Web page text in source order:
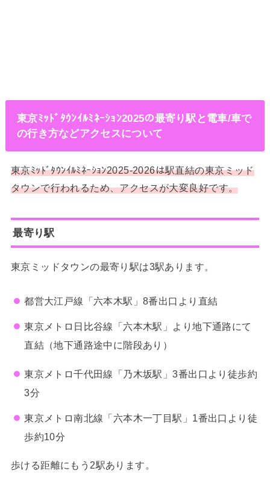
東京ﾐｯﾄﾞﾀｳﾝｲﾙﾐﾈｰｼｮﾝ2025の最寄り駅と電車/車で
の行き方などアクセスについて
東京ﾐｯﾄﾞﾀｳﾝｲﾙﾐﾈｰｼｮﾝ2025-2026は駅直結の東京ミッド
タウンで行われるため、アクセスが大変良好です。
最寄り駅
東京ミッドタウンの最寄り駅は3駅あります。
都営大江戸線「六本木駅」8番出口より直結
東京メトロ日比谷線「六本木駅」より地下通路にて
直結（地下通路途中に階段あり）
東京メトロ千代田線「乃木坂駅」3番出口より徒歩約
3分
東京メトロ南北線「六本木一丁目駅」1番出口より徒
歩約10分
歩ける距離にもう2駅あります。